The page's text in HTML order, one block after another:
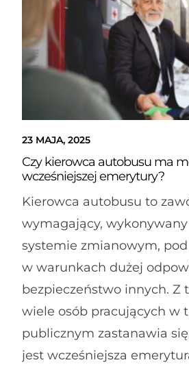
Czy kierowca autobusu ma
wcześniejszej emerytury?
23 MAJA, 2025
Kierowca autobusu to
wymagający,
systemie zmianowym,
w warunkach dużej
bezpieczeństwo innych. Z
wiele osób pracujących w
publicznym zastanawia
jest wcześniejsza